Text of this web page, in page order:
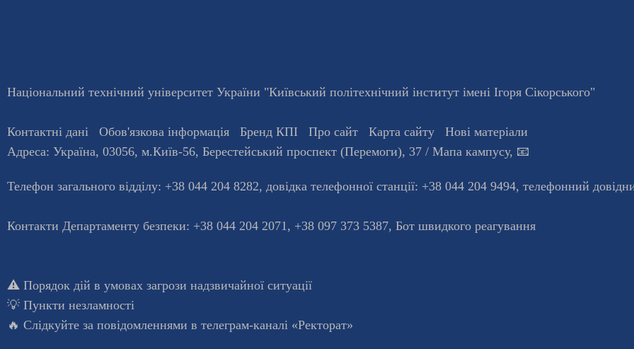
Національний технічний університет України "Київський політехнічний інститут імені Ігоря Сікорського"
Контактні дані Обов'язкова інформація Бренд КПІ Про сайт Карта сайту
Нові матеріали
Адреса: Україна, 03056, м.Київ-56, Берестейський проспект (Перемоги), 37 / Мапа кампусу, 📧
Телефон загального відділу: +38 044 204 8282, довiдка телефонної станцiї: +38 044 204 9494, телефонний
Контакти Департаменту безпеки: +38 044 204 2071, +38 097 373 5387, Бот швидкого реагування
⚠️ Порядок дій в умовах загрози надзвичайної ситуації
💡 Пункти незламності
🔥 Слідкуйте за повідомленнями в телеграм-каналі «Ректорат»